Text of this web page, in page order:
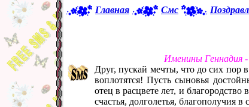
Главная Смс
Именины Геннадия
Друг, пускай мечты, что до сих пор
воплотятся! Пусть сыновья
отец в расцвете лет, и
счастья, долголетья, благополучия